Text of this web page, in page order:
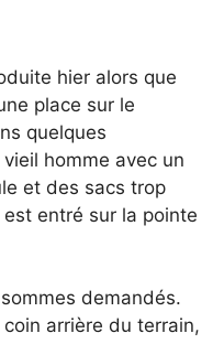
hier alors que
place sur le
quelques
homme avec un
et des sacs trop
entré sur la pointe
demandés.
coin arrière du terrain,